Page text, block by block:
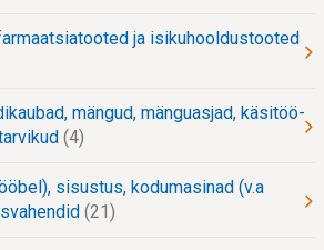
ja isikuhooldustooted
mängud, mänguasjad, käsitöö-
4
sisustus, kodumasinad (v.a
21